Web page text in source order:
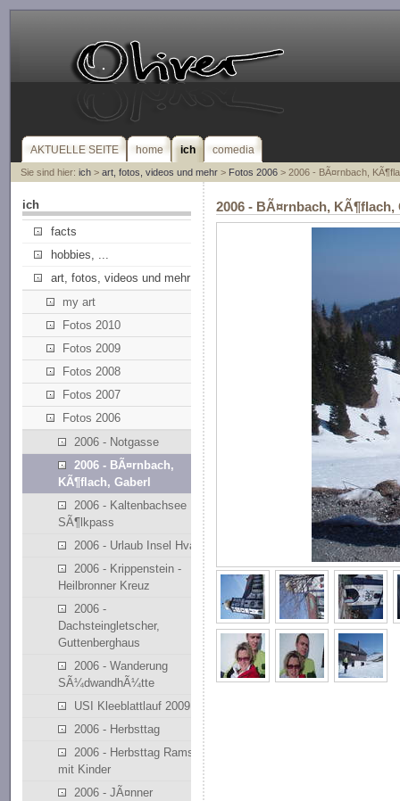
AKTUELLE SEITE home ich comedia
Sie sind hier: ich> art, fotos, videos und mehr> Fotos 2006> 2006 - BÃ¤rnbach,
ich
facts
hobbies, ...
art, fotos, videos und mehr
my art
Fotos 2010
Fotos 2009
Fotos 2008
Fotos 2007
Fotos 2006
2006 - Notgasse
2006 - BÃ¤rnbach,
KÃ¶flach, Gaberl
2006 - Kaltenbachsee
SÃ¶lkpass
2006 - Urlaub Insel Hvar
2006 - Krippenstein -
Heilbronner Kreuz
2006 -
Dachsteingletscher,
Guttenberghaus
2006 - Wanderung
SÃ¼dwandhÃ¼tte
USI Kleeblattlauf 2009
2006 - Herbsttag
2006 - Herbsttag Ramsau
mit Kinder
2006 - JÃ¤nner
2006 - BÃ¤rnbach, KÃ¶flach,